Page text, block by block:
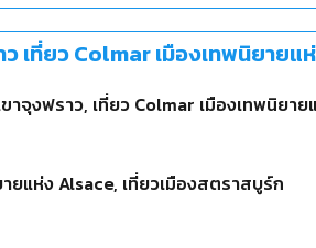
เที่ยว Colmar เมืองเทพนิยาย
จุงฟราว, เที่ยว Colmar เมืองเทพนิยาย
ยแห่ง Alsace, เที่ยวเมืองสตราสบูร์ก